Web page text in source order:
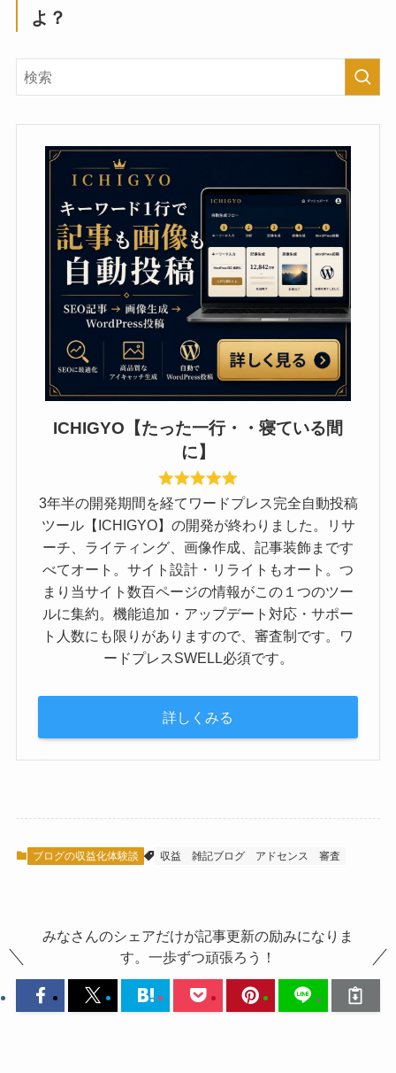
よ？
ICHIGYO【たった一行・・寝ている間
に】
3年半の開発期間を経てワードプレス完全自動投稿
ツール【ICHIGYO】の開発が終わりました。リサ
ーチ、ライティング、画像作成、記事装飾まです
べてオート。サイト設計・リライトもオート。つ
まり当サイト数百ページの情報がこの１つのツー
ルに集約。機能追加・アップデート対応・サポー
ト人数にも限りがありますので、審査制です。ワ
ードプレスSWELL必須です。
詳しくみる
ブログの収益化体験談 収益 雑記ブログ アドセンス 審査
みなさんのシェアだけが記事更新の励みになりま
す。一歩ずつ頑張ろう！